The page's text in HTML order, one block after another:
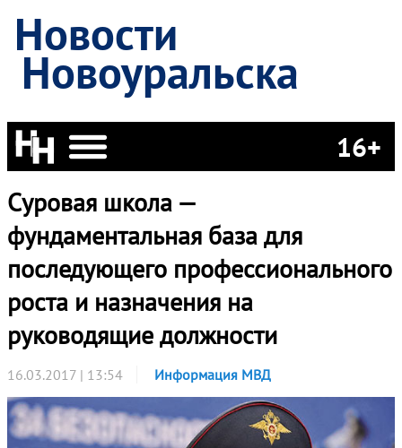
Новости
Новоуральска
16+
Суровая школа —
фундаментальная база для
последующего профессионального
роста и назначения на
руководящие должности
16.03.2017 | 13:54 Информация МВД